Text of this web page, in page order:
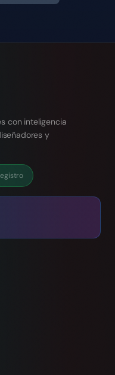
con inteligencia
y